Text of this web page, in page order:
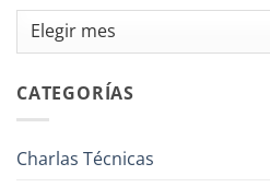
Archivos
CATEGORÍAS
Charlas Técnicas